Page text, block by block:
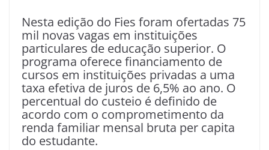
Nesta edição do Fies foram ofertadas 75
mil novas vagas em instituições
particulares de educação superior. O
programa oferece financiamento de
cursos em instituições privadas a uma
taxa efetiva de juros de 6,5% ao ano. O
percentual do custeio é definido de
acordo com o comprometimento da
renda familiar mensal bruta per capita
do estudante.